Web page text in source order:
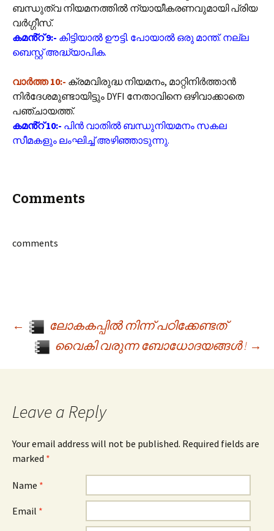
ബന്ധുത്വ നിയമനത്തിൽ ന്യായീകരണവുമായി പ്രിയ
വർഗ്ഗീസ്.
കമൻ്റ് 9:- കിട്ടിയാൽ ഊട്ടി. പോയാൽ ഒരു മാന്ത്. നല്ല
ബെസ്റ്റ് അദ്ധ്യാപിക.
വാർത്ത 10:- ക്രമവിരുദ്ധ നിയമനം, മാറ്റിനിര്‍ത്താന്‍
നിര്‍ദേശമുണ്ടായിട്ടും DYFI നേതാവിനെ ഒഴിവാക്കാതെ
പഞ്ചായത്ത്.
കമൻ്റ് 10:- പിൻ വാതിൽ ബന്ധുനിയമനം സകല
സീമകളും ലംഘിച്ച് അഴിഞ്ഞാടുന്നു.
Comments
comments
Post navigation
←
ലോകകപ്പിൽ നിന്ന് പഠിക്കേണ്ടത്
വൈകി വരുന്ന ബോധോദയങ്ങൾ ! →
Leave a Reply
Your email address will not be published. Required fields are
marked *
Name *
Email *